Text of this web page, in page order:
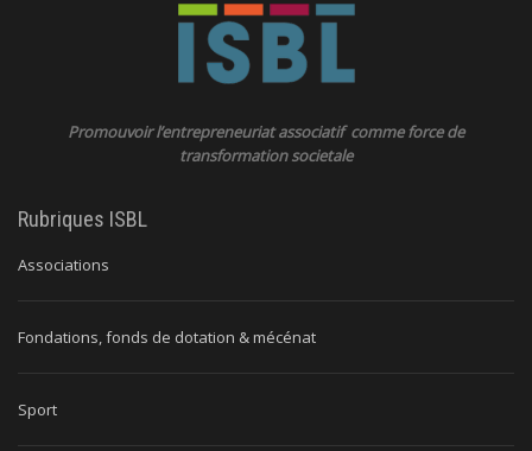
Promouvoir l’entrepreneuriat associatif comme force de
transformation societale
Rubriques ISBL
Associations
Fondations, fonds de dotation & mécénat
Sport